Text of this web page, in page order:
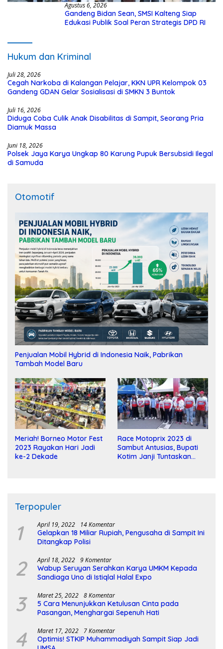
Agustus 6, 2026
Gandeng Bidan Sean, SMSI Kalteng Siap
Edukasi Publik Soal Peran Strategis DPD RI
Hukum dan Kriminal
Juli 28, 2026
Cegah Narkoba di Kalangan Pelajar, KKN UPR Kelompok 03
Gandeng GDAN Gelar Sosialisasi di SMKN 3 Buntok
Juli 16, 2026
Diduga Coba Culik Anak Disabilitas di Sampit, Seorang Pria
Diamuk Massa
Juni 18, 2026
Polsek Jaya Karya Ungkap 80 Karung Pupuk Bersubsidi Ilegal
di Samuda
Otomotif
Penjualan Mobil Hybrid di Indonesia Naik, Pabrikan
Tambah Model Baru
Meriah! Borneo Motor Fest
2023 Rayakan Hari Jadi
ke-2 Dekade
Race Motoprix 2023 di
Sambut Antusias, Bupati
Kotim Janji Tuntaskan
Terpopuler
1 April 19, 2022 14 Komentar
Gelapkan 18 Miliar Rupiah, Pengusaha di Sampit Ini
Ditangkap Polisi
2 April 18, 2022 9 Komentar
Wabup Seruyan Serahkan Karya UMKM Kepada
Sandiaga Uno di Istiqlal Halal Expo
3 Maret 25, 2022 8 Komentar
5 Cara Menunjukkan Ketulusan Cinta pada
Pasangan, Menghargai Sepenuh Hati
4 Maret 17, 2022 7 Komentar
Optimis! STKIP Muhammadiyah Sampit Siap Jadi